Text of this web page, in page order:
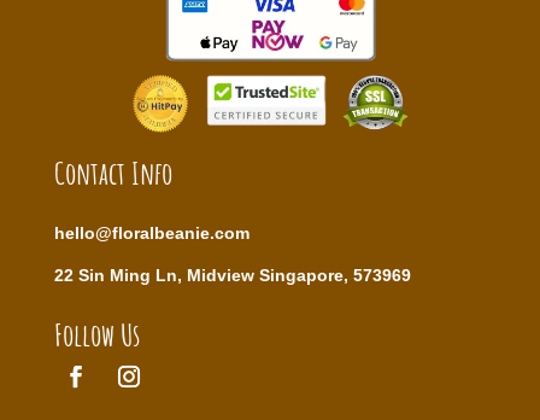
Contact Info
hello@floralbeanie.com
22 Sin Ming Ln, Midview Singapore, 573969
Follow Us